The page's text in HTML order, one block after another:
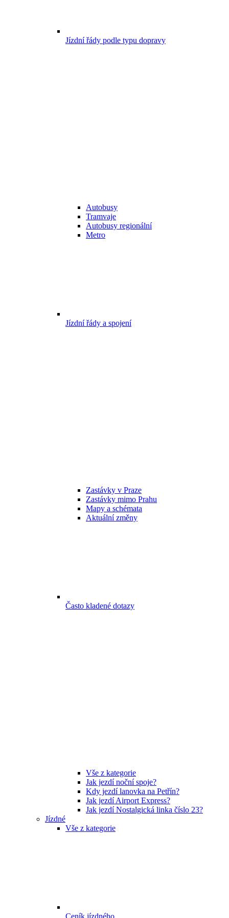
Jízdní řády podle typu dopravy
Autobusy
Tramvaje
Autobusy regionální
Metro
Jízdní řády a spojení
Zastávky v Praze
Zastávky mimo Prahu
Mapy a schémata
Aktuální změny
Často kladené dotazy
Vše z kategorie
Jak jezdí noční spoje?
Kdy jezdí lanovka na Petřín?
Jak jezdí Airport Express?
Jak jezdí Nostalgická linka číslo 23?
Jízdné
Vše z kategorie
Ceník jízdného